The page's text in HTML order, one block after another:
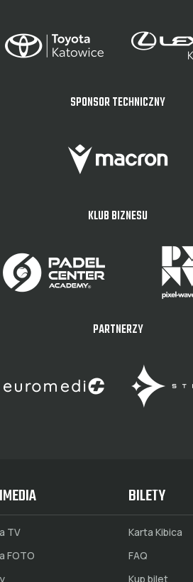
SPONSOR TECHNICZNY
KLUB BIZNESU
PARTNERZY
TV
FOTO
BILETY
Karta Kibica
FAQ
Kup bilet